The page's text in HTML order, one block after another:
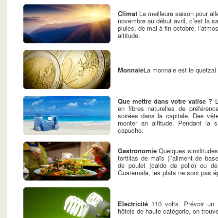
Climat La meilleure saison pour
novembre au début avril, c’est la
pluies, de mai à fin octobre,
altitude.
MonnaieLa monnaie est le quetzal
Que mettre dans votre valise ?
en fibres naturelles de
soirées dans la capitale. Des
monter an altitude. Pendant la
capuche.
Gastronomie Quelques
tortillas de maïs (l’aliment de
de poulet (caldo de pollo) ou
Guatemala, les plats ne sont pas
Electricité 110 volts. Prévoir un
hôtels de haute catégorie, on